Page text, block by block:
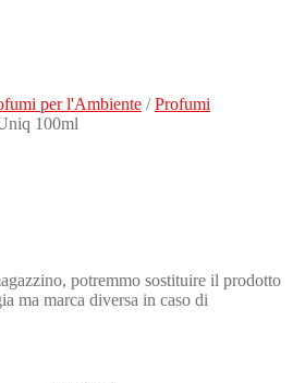
per l'Ambiente /Profumi
100ml
potremmo sostituire il prodotto
ma marca diversa in caso di